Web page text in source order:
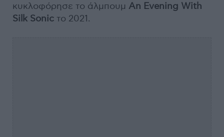
κυκλοφόρησε το άλμπουμ An Evening With
Silk Sonic το 2021.